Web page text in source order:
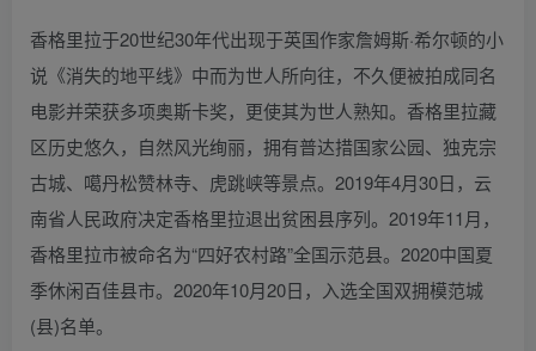
香格里拉于20世纪30年代出现于英国作家詹姆斯·希尔顿的小
说《消失的地平线》中而为世人所向往，不久便被拍成同名
电影并荣获多项奥斯卡奖，更使其为世人熟知。香格里拉藏
区历史悠久，自然风光绚丽，拥有普达措国家公园、独克宗
古城、噶丹松赞林寺、虎跳峡等景点。2019年4月30日，云
南省人民政府决定香格里拉退出贫困县序列。2019年11月，
香格里拉市被命名为“四好农村路”全国示范县。2020中国夏
季休闲百佳县市。2020年10月20日，入选全国双拥模范城
(县)名单。